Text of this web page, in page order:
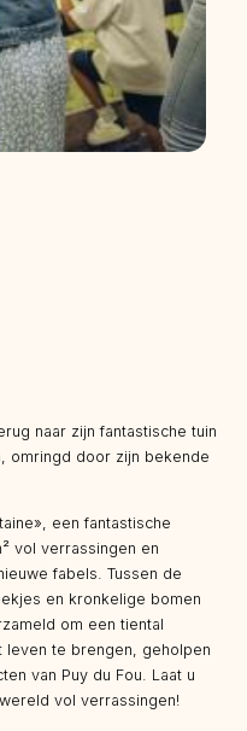
naar zijn fantastische tuin
omringd door zijn bekende
een fantastische
vol verrassingen en
fabels. Tussen de
en kronkelige bomen
om een tiental
te brengen, geholpen
van Puy du Fou. Laat u
vol verrassingen!